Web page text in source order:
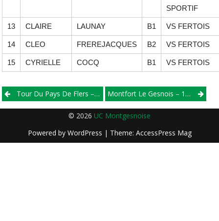
SPORTIF
13 CLAIRE LAUNAY B1 VS FERTOIS
14 CLEO FREREJACQUES B2 VS FERTOIS
15 CYRIELLE COCQ B1 VS FERTOIS
Post
navigation
Tour Du Pays De Flers – 04 Et 05/06/2016 Montfort Le Gesnois – 12/06/2016 – Départementaux
© 2026 UC Montgesnoise
Powered by WordPress | Theme: AccessPress Mag